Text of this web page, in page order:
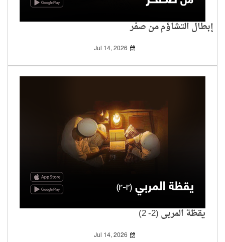
إبطال التشاؤم من صفر
Jul 14, 2026
يقظة المربي (2- 2)
Jul 14, 2026